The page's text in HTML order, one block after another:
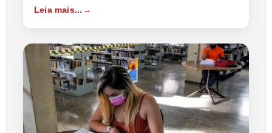
Leia mais...